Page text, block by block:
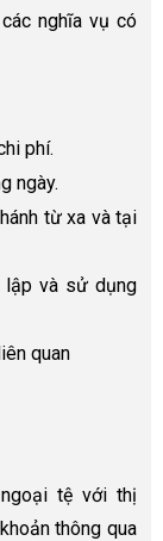
nghĩa vụ có
phí.
ngày.
từ xa và tại
lập và sử dụng
quan
tệ với thị
thông qua